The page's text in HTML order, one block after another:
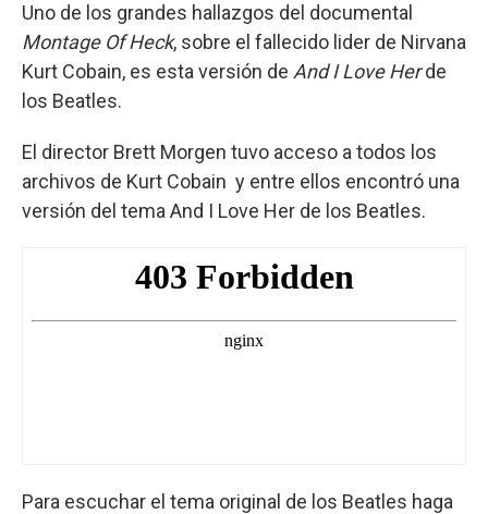
Uno de los grandes hallazgos del documental
Montage Of Heck, sobre el fallecido lider de Nirvana
Kurt Cobain, es esta versión de And I Love Herde
los Beatles.
El director Brett Morgen tuvo acceso a todos los
archivos de Kurt Cobain y entre ellos encontró una
versión del tema And I Love Her de los Beatles.
Para escuchar el tema original de los Beatles haga